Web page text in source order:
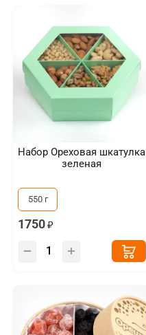
Набор Ореховая шкатулка
зеленая
550 г
1750